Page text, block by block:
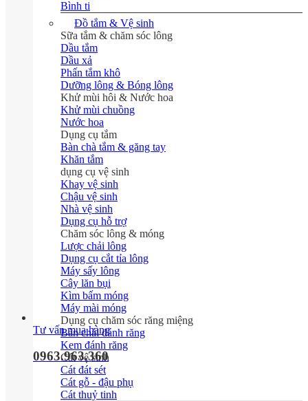
Tư vấn mua hàng
0963.963.360
Bình ti
Đồ tắm & Vệ sinh
Sữa tắm & chăm sóc lông
Dầu tắm
Dầu xả
Phấn tắm khô
Dưỡng lông & Bóng lông
Khử mùi hôi & Nước hoa
Khử mùi chuồng
Nước hoa
Dụng cụ tắm
Bàn chà tắm & găng tay
Khăn tắm
dụng cụ vệ sinh
Khay vệ sinh
Chậu vệ sinh
Nhà vệ sinh
Dụng cụ hỗ trợ
Chăm sóc lông & móng
Lược chải lông
Dụng cụ cắt tỉa lông
Máy sấy lông
Cây lăn bụi
Kìm bấm móng
Máy mài móng
Dụng cụ chăm sóc răng miệng
Bàn chải đánh răng
Kem đánh răng
Cát vệ sinh
Cát đát sét
Cát gỗ - đậu phụ
Cát thuỷ tinh